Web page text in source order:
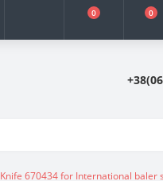
0 0
Knife 670434 for International baler